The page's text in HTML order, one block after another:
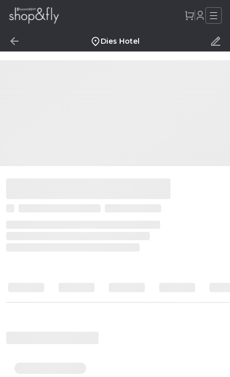
Dies Hotel